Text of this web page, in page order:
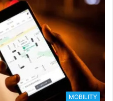
MOBILITY